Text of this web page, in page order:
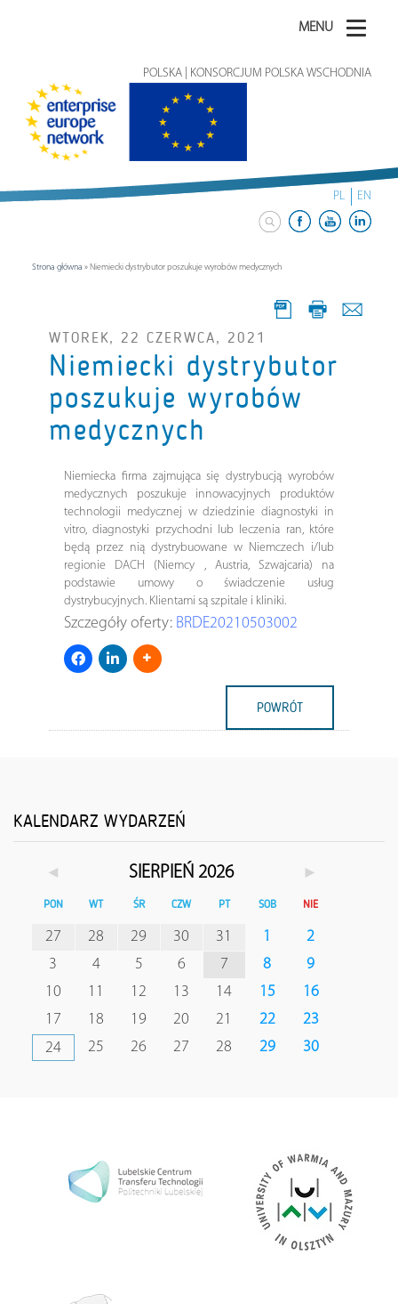
MENU
POLSKA | KONSORCJUM POLSKA WSCHODNIA
PL EN
Strona główna » Niemiecki dystrybutor poszukuje wyrobów medycznych
WTOREK, 22 CZERWCA, 2021
Niemiecki dystrybutor
poszukuje wyrobów
medycznych
Niemiecka firma zajmująca się dystrybucją wyrobów
medycznych poszukuje innowacyjnych produktów
technologii medycznej w dziedzinie diagnostyki in
vitro, diagnostyki przychodni lub leczenia ran, które
będą przez nią dystrybuowane w Niemczech i/lub
regionie DACH (Niemcy , Austria, Szwajcaria) na
podstawie umowy o świadczenie usług
dystrybucyjnych. Klientami są szpitale i kliniki.
Szczegóły oferty: BRDE20210503002
POWRÓT
KALENDARZ WYDARZEŃ
◄ SIERPIEŃ 2026 ►
PON WT ŚR CZW PT SOB NIE
27 28 29 30 31 1
2
3
4 5 6 7 8
9
10
11 12 13 14 15
16
17
18 19 20 21 22
23
24
25 26 27 28 29 30